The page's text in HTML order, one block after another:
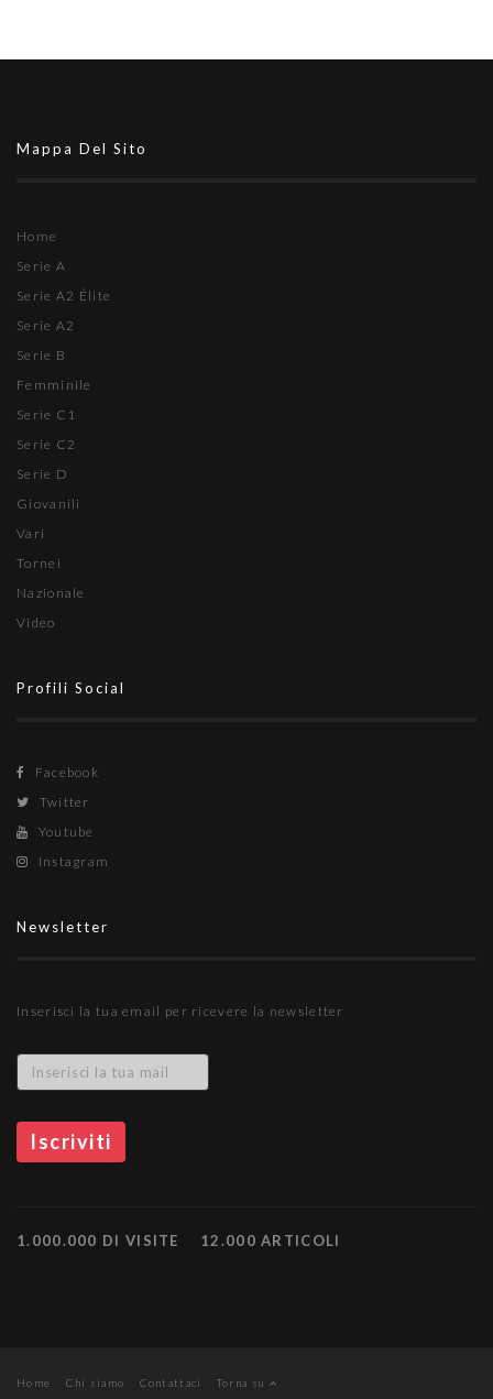
Mappa Del Sito
Home
Serie A
Serie A2 Élite
Serie A2
Serie B
Femminile
Serie C1
Serie C2
Serie D
Giovanili
Vari
Tornei
Nazionale
Video
Profili Social
Facebook
Twitter
Youtube
Instagram
Newsletter
Inserisci la tua email per ricevere la newsletter
1.000.000 DI VISITE 12.000 ARTICOLI
Home Chi siamo Contattaci Torna su